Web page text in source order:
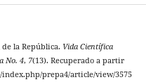
de la República. Vida Científica
No. 4, 7(13). Recuperado a partir
prepa4/article/view/3575